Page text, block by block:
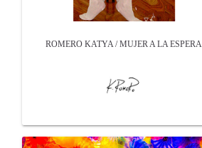
ROMERO KATYA / MUJER A LA ESPERA